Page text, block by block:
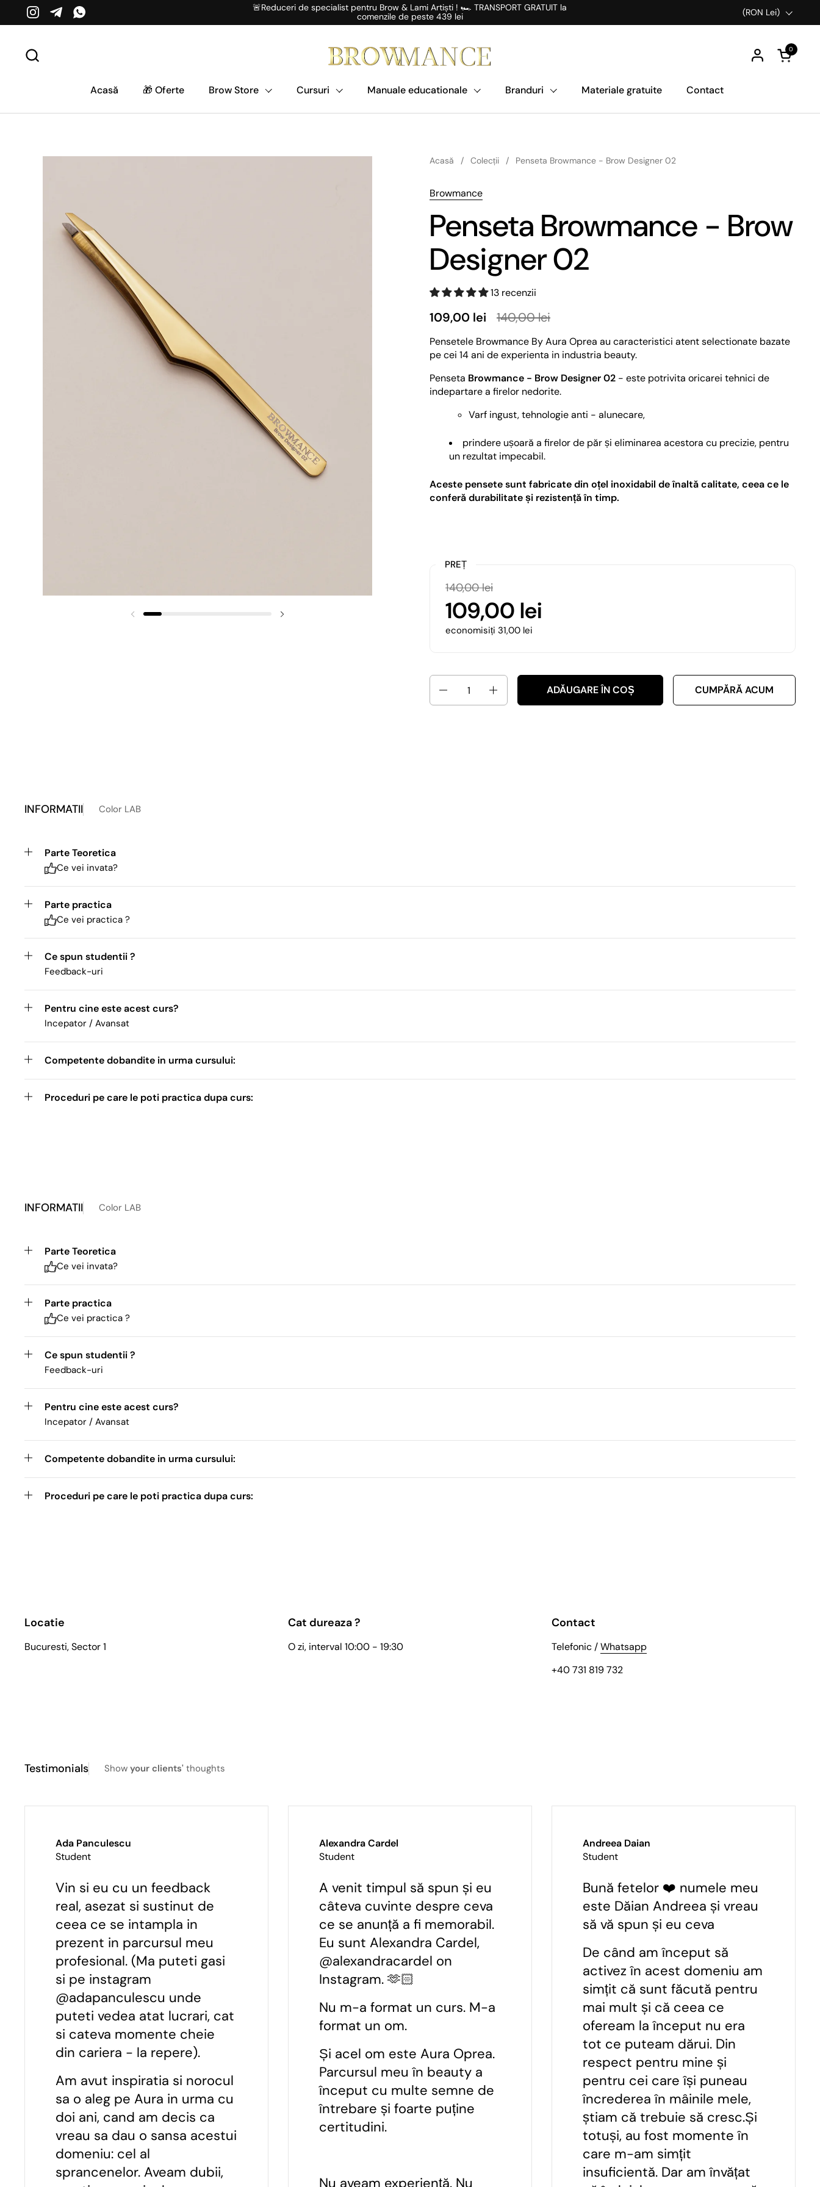
Salt la conținut
Instagram
TelegramWhatsApp
🚨Reduceri de specialist pentru Brow & Lami Artiști ! 🏎️ TRANSPORT GRATUIT la
comenzile de peste 439 lei
Țară/Regiune
(RON Lei)
0
Acasă 🎁 Oferte Brow Store Cursuri Manuale educationale Branduri Materiale gratuite Contact
Acasă / Colecții / Penseta Browmance - Brow Designer 02
Browmance
Penseta Browmance - Brow
Designer 02
13 recenzii
109,00 lei 140,00 lei
Pensetele Browmance By Aura Oprea au caracteristici atent selectionate bazate
pe cei 14 ani de experienta in industria beauty.
Penseta Browmance - Brow Designer 02 - este potrivita oricarei tehnici de
indepartare a firelor nedorite.
Varf ingust, tehnologie anti - alunecare,
prindere ușoară a firelor de păr și eliminarea acestora cu precizie, pentru
un rezultat impecabil.
Aceste pensete sunt fabricate din oțel inoxidabil de înaltă calitate, ceea ce le
conferă durabilitate și rezistență în timp.
PREȚ
109,00 lei
140,00 lei
economisiți 31,00 lei
ADĂUGARE ÎN COȘ CUMPĂRĂ ACUM
INFORMATII Color LAB
Parte Teoretica
Ce vei invata?
Parte practica
Ce vei practica ?
Ce spun studentii ?
Feedback-uri
Pentru cine este acest curs?
Incepator / Avansat
Competente dobandite in urma cursului:
Proceduri pe care le poti practica dupa curs:
INFORMATII Color LAB
Parte Teoretica
Ce vei invata?
Parte practica
Ce vei practica ?
Ce spun studentii ?
Feedback-uri
Pentru cine este acest curs?
Incepator / Avansat
Competente dobandite in urma cursului:
Proceduri pe care le poti practica dupa curs:
Locatie
Bucuresti, Sector 1
Cat dureaza ?
O zi, interval 10:00 - 19:30
Contact
Telefonic /Whatsapp
+40 731 819 732
Testimonials Show your clients' thoughts
Ada Panculescu
Student
Vin si eu cu un feedback
real, asezat si sustinut de
ceea ce se intampla in
prezent in parcursul meu
profesional. (Ma puteti gasi
si pe instagram
@adapanculescu unde
puteti vedea atat lucrari, cat
si cateva momente cheie
din cariera - la repere).
Am avut inspiratia si norocul
sa o aleg pe Aura in urma cu
doi ani, cand am decis ca
vreau sa dau o sansa acestui
domeniu: cel al
sprancenelor. Aveam dubii,
Alexandra Cardel
Student
A venit timpul să spun și eu
câteva cuvinte despre ceva
ce se anunță a fi memorabil.
Eu sunt Alexandra Cardel,
@alexandracardel on
Instagram. 🫶🏻
Nu m-a format un curs. M-a
format un om.
Și acel om este Aura Oprea.
Parcursul meu în beauty a
început cu multe semne de
întrebare și foarte puține
certitudini.
Nu aveam experiență. Nu
Andreea Daian
Student
Bună fetelor ❤️ numele meu
este Dăian Andreea și vreau
să vă spun și eu ceva
De când am început să
activez în acest domeniu am
simțit că sunt făcută pentru
mai mult și că ceea ce
ofeream la început nu era
tot ce puteam dărui. Din
respect pentru mine și
pentru cei care își puneau
încrederea în mâinile mele,
știam că trebuie să cresc.Și
totuși, au fost momente în
care m-am simțit
insuficientă. Dar am învățat